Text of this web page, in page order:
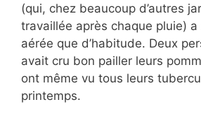
(qui, chez beaucoup d’autres
travaillée après chaque pluie)
aérée que d’habitude. Deux
avait cru bon pailler leurs
ont même vu tous leurs
printemps.